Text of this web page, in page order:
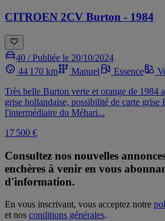
CITROEN 2CV Burton - 1984
40 /Publiée le 20/10/2024
44 170 km
Manuel Essence
Très belle Burton verte et orange de 1984
grise hollandaise, possibilité de carte grise
l'intermédiaire du Méhari...
17 500 €
Consultez nos nouvelles
enchères à venir en vous
d'information.
En vous inscrivant, vous acceptez notre
et nos conditions générales.